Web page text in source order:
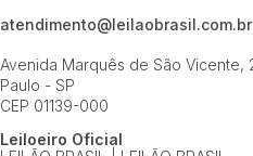
atendimento@leilaobrasil.com.br
Avenida Marquês de São Vicente,
Paulo - SP
CEP 01139-000
Leiloeiro Oficial